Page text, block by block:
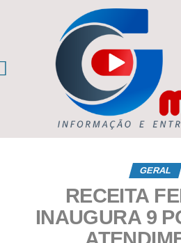
GERAL
RECEITA
INAUGURA 9